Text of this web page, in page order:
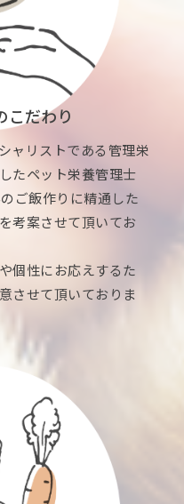
こだわり
ャリストである管理栄
たペット栄養管理士
ご飯作りに精通した
考案させて頂いてお
個性にお応えするた
させて頂いておりま